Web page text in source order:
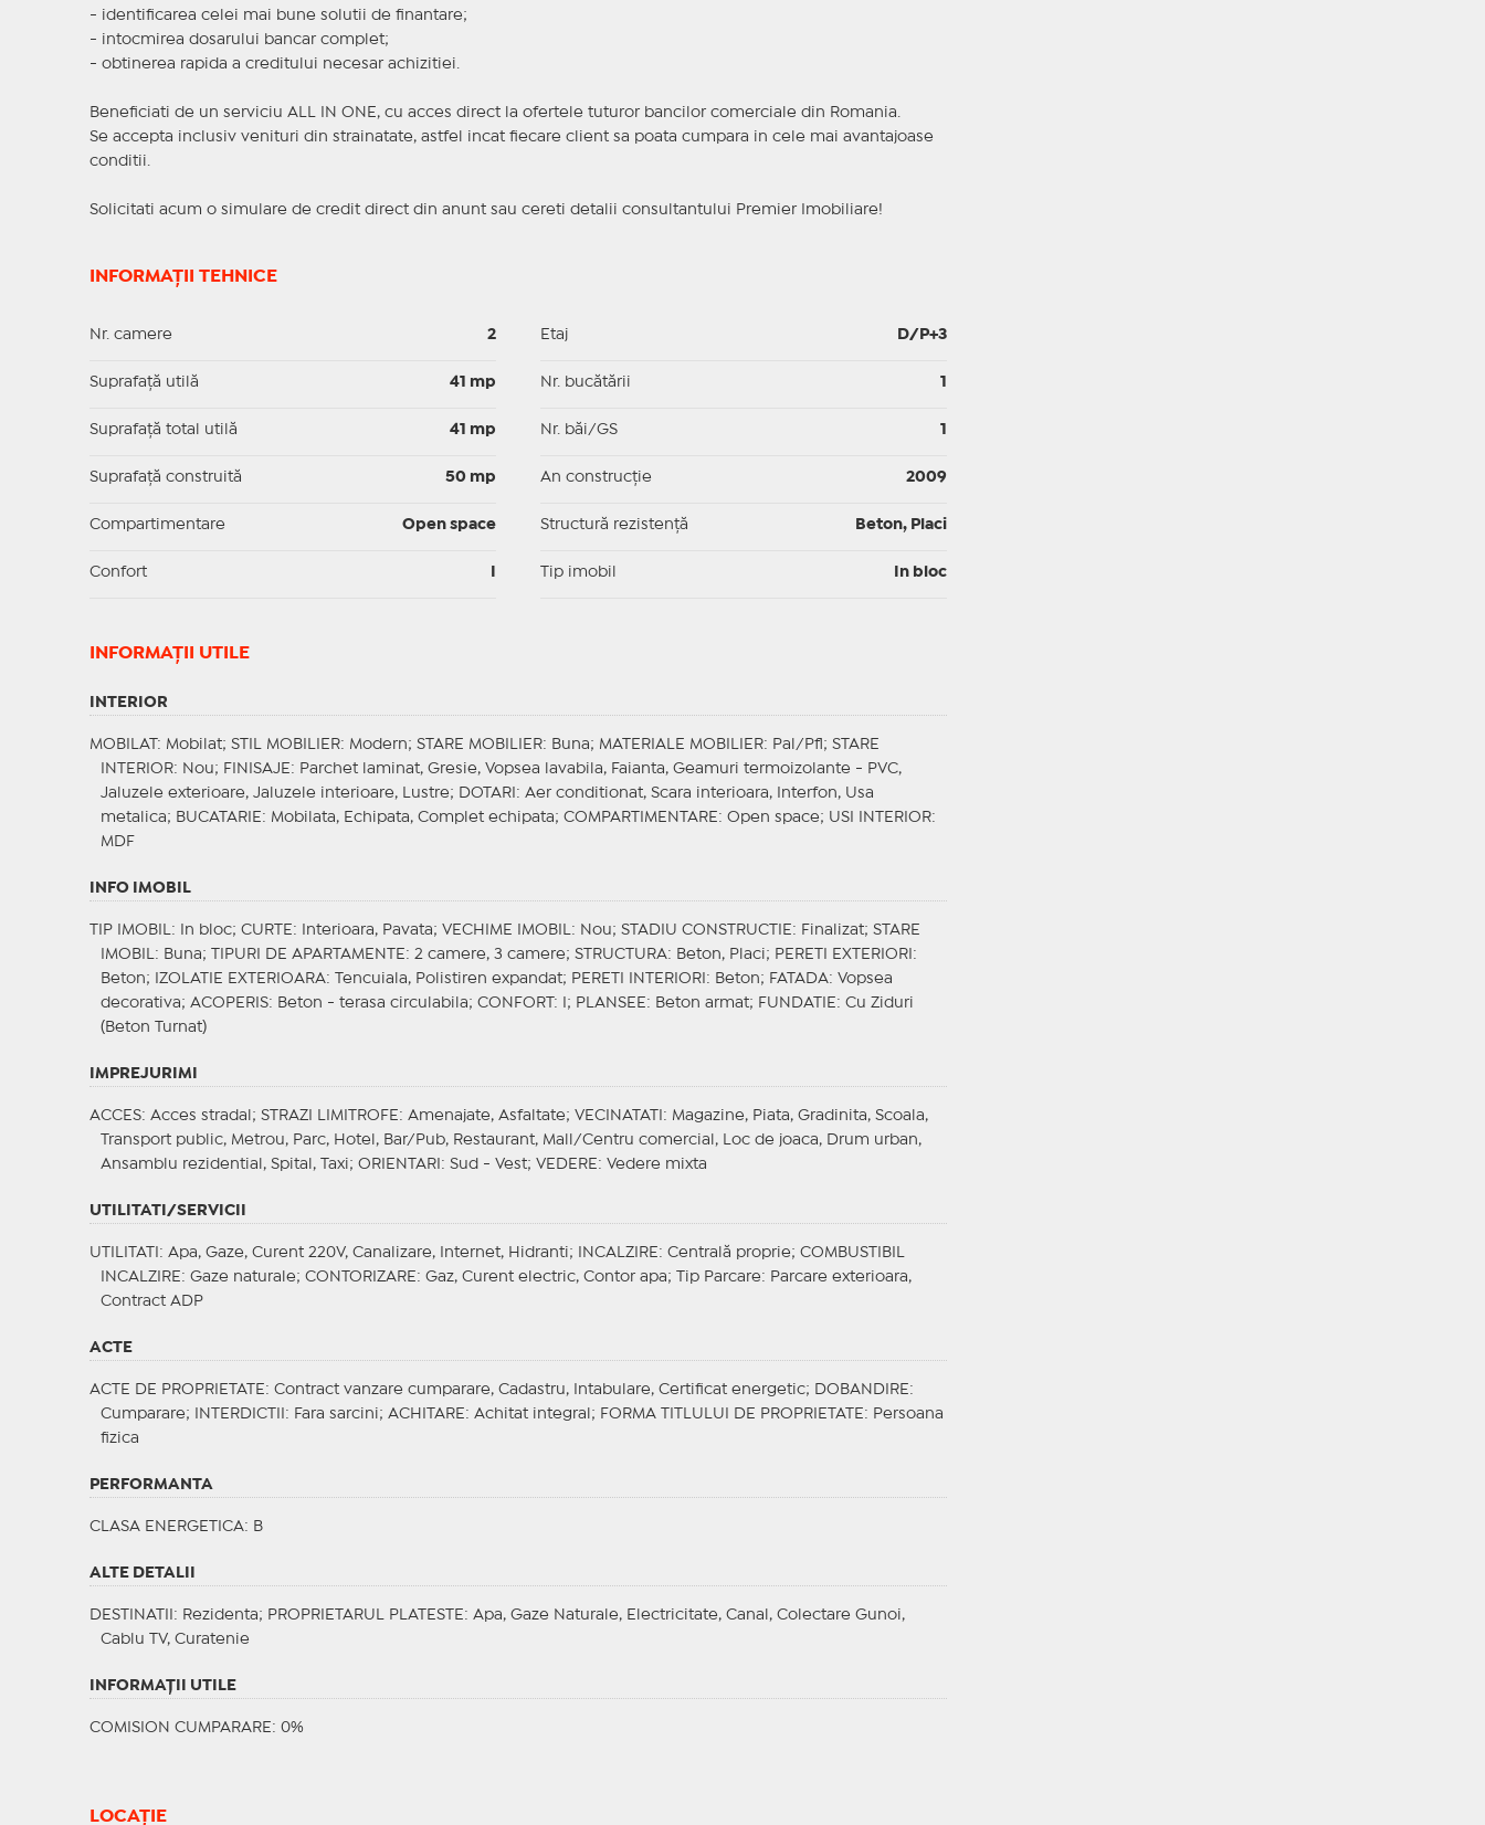
- identificarea celei mai bune solutii de finantare;
- intocmirea dosarului bancar complet;
- obtinerea rapida a creditului necesar achizitiei.
Beneficiati de un serviciu ALL IN ONE, cu acces direct la ofertele tuturor bancilor comerciale din Romania.
Se accepta inclusiv venituri din strainatate, astfel incat fiecare client sa poata cumpara in cele mai avantajoase
conditii.
Solicitati acum o simulare de credit direct din anunt sau cereti detalii consultantului Premier Imobiliare!
INFORMAȚII TEHNICE
Nr. camere 2
Suprafaţă utilă 41 mp
Suprafaţă total utilă 41 mp
Suprafaţă construită 50 mp
Compartimentare Open space
Confort
Etaj D/P+3
Nr. bucătării
Nr. băi/GS
An construcție 2009
Structură rezistență Beton, Placi
Tip imobil In bloc
INFORMAŢII UTILE
INTERIOR
MOBILAT : Mobilat; STIL MOBILIER: Modern; STARE MOBILIER: Buna; MATERIALE MOBILIER: Pal/Pfl; STARE
INTERIOR: Nou; FINISAJE : Parchet laminat, Gresie, Vopsea lavabila, Faianta, Geamuri termoizolante - PVC,
Jaluzele exterioare, Jaluzele interioare, Lustre;
DOTARI : Aer conditionat, Scara interioara, Interfon, Usa
metalica; BUCATARIE : Mobilata, Echipata, Complet echipata; COMPARTIMENTARE : Open space; USI INTERIOR:
MDF
INFO IMOBIL
TIP IMOBIL : In bloc; CURTE : Interioara, Pavata; VECHIME IMOBIL : Nou; STADIU CONSTRUCTIE : Finalizat; STARE
IMOBIL
: Buna; TIPURI DE APARTAMENTE : 2 camere, 3 camere; STRUCTURA: Beton, Placi; PERETI EXTERIORI :
Beton;
IZOLATIE EXTERIOARA: Tencuiala, Polistiren expandat; PERETI INTERIORI : Beton; FATADA: Vopsea
decorativa; ACOPERIS: Beton - terasa circulabila; CONFORT : I; PLANSEE : Beton armat; FUNDATIE : Cu Ziduri
(Beton Turnat)
IMPREJURIMI
ACCES: Acces stradal; STRAZI LIMITROFE : Amenajate, Asfaltate; VECINATATI
: Magazine, Piata, Gradinita, Scoala,
Transport public, Metrou, Parc, Hotel, Bar/Pub, Restaurant, Mall/Centru comercial, Loc de joaca, Drum urban,
Ansamblu rezidential, Spital, Taxi; ORIENTARI : Sud - Vest; VEDERE : Vedere mixta
UTILITATI/SERVICII
UTILITATI : Apa, Gaze, Curent 220V, Canalizare, Internet, Hidranti; INCALZIRE : Centrală proprie; COMBUSTIBIL
INCALZIRE : Gaze naturale; CONTORIZARE : Gaz, Curent electric, Contor apa; Tip Parcare: Parcare exterioara,
Contract ADP
ACTE
ACTE DE PROPRIETATE : Contract vanzare cumparare, Cadastru, Intabulare, Certificat energetic; DOBANDIRE :
Cumparare;
INTERDICTII : Fara sarcini; ACHITARE : Achitat integral; FORMA TITLULUI DE PROPRIETATE : Persoana
fizica
PERFORMANTA
CLASA ENERGETICA: B
ALTE DETALII
DESTINATII : Rezidenta; PROPRIETARUL PLATESTE : Apa, Gaze Naturale, Electricitate, Canal, Colectare Gunoi,
Cablu TV, Curatenie
INFORMAŢII UTILE
COMISION CUMPARARE: 0%
LOCAȚIE